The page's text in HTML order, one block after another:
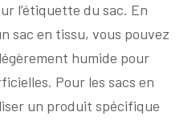
l’étiquette du sac. En
sac en tissu, vous pouvez
humide pour
Pour les sacs en
un produit spécifique